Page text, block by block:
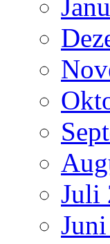
Juli